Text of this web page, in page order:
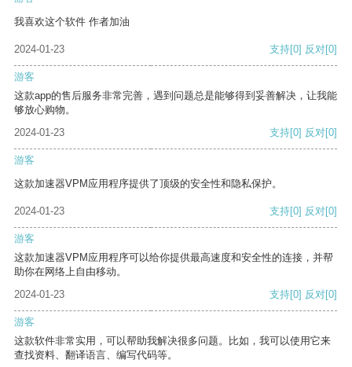
我喜欢这个软件 作者加油
2024-01-23 支持[0] 反对[0]
游客
这款app的售后服务非常完善，遇到问题总是能够得到妥善解决，让我能
够放心购物。
2024-01-23
支持[0] 反对[0]
游客
这款加速器VPM应用程序提供了顶级的安全性和隐私保护。
2024-01-23 支持[0] 反对[0]
游客
这款加速器VPM应用程序可以给你提供最高速度和安全性的连接，并帮
助你在网络上自由移动。
2024-01-23
支持[0] 反对[0]
游客
这款软件非常实用，可以帮助我解决很多问题。比如，我可以使用它来
查找资料、翻译语言、编写代码等。